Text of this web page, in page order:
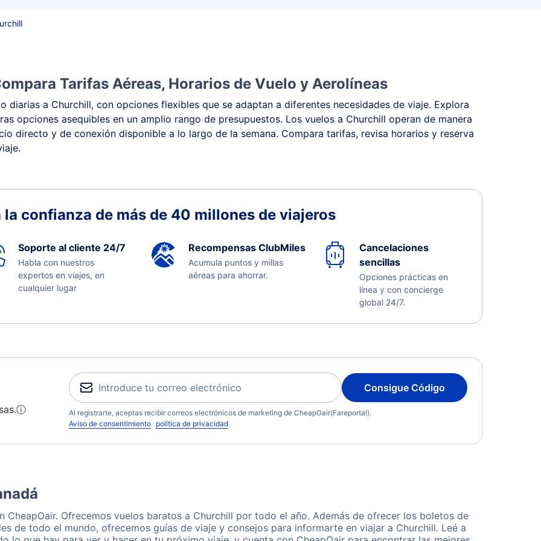
Tarifas Aéreas, Horarios de Vuelo y Aerolíneas
diarias a Churchill, con opciones flexibles que se adaptan a diferentes necesidades de viaje. Explora
opciones asequibles en un amplio rango de presupuestos. Los vuelos a Churchill operan de manera
directo y de conexión disponible a lo largo de la semana. Compara tarifas, revisa horarios y reserva
la confianza de más de 40 millones de viajeros
Soporte al cliente 24/7
Habla con nuestros
expertos en viajes, en
cualquier lugar
Recompensas ClubMiles
Acumula puntos y millas
aéreas para ahorrar.
Cancelaciones
sencillas
Opciones prácticas en
línea y con concierge
global 24/7.
ⓘ
Consigue Código
Al registrarte, aceptas recibir correos electrónicos de marketing de CheapOair(Fareportal).
Aviso de consentimiento política de privacidad
CheapOair. Ofrecemos vuelos baratos a Churchill por todo el año. Además de ofrecer los boletos de
de todo el mundo, ofrecemos guías de viaje y consejos para informarte en viajar a Churchill. Leé a